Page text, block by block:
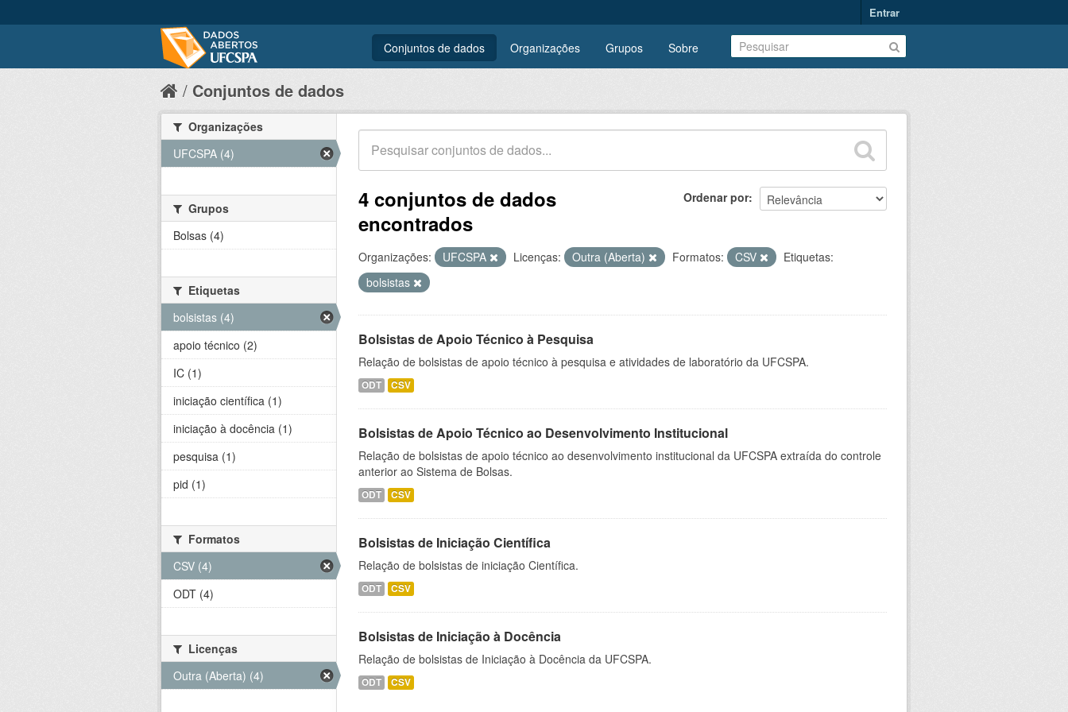
Entrar
Conjuntos de dados Organizações Grupos Sobre
Conjuntos de dados
Ordenar por
4 conjuntos de dados
encontrados
Organizações: UFCSPA Licenças: Outra (Aberta) Formatos: CSV
Etiquetas:
bolsistas
Bolsistas de Apoio Técnico à Pesquisa
Relação de bolsistas de apoio técnico à pesquisa e atividades de laboratório da UFCSPA.
ODT CSV
Bolsistas de Apoio Técnico ao Desenvolvimento Institucional
Relação de bolsistas de apoio técnico ao desenvolvimento institucional da UFCSPA extraída do controle
anterior ao Sistema de Bolsas.
ODT CSV
Bolsistas de Iniciação Científica
Relação de bolsistas de iniciação Científica.
ODT CSV
Bolsistas de Iniciação à Docência
Relação de bolsistas de Iniciação à Docência da UFCSPA.
ODT CSV
Organizações
UFCSPA (4)
Grupos
Bolsas (4)
Etiquetas
bolsistas (4)
apoio técnico (2)
IC (1)
iniciação científica (1)
iniciação à docência (1)
pesquisa (1)
pid (1)
Formatos
CSV (4)
ODT (4)
Licenças
Outra (Aberta) (4)